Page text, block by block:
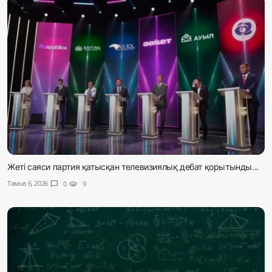
Жеті саяси партия қатысқан телевизиялық дебат қорытынды...
Тамыз 6, 2026 chat_bubble 0 visibility 9